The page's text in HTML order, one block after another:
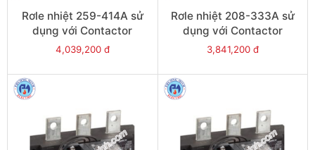
Rơle nhiệt 259-414A sử
dụng với Contactor
LC1E300-E400 - Model
4,039,200 đ
Rơle nhiệt 208-333A sử
dụng với Contactor
LC1E250-E400 - Model
3,841,200 đ